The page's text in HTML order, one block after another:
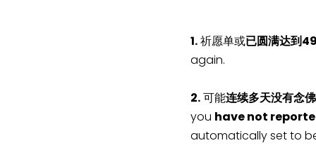
1.祈愿单或已圆满达到
again.
2.可能连续多天没有念
you have not
automatically set to